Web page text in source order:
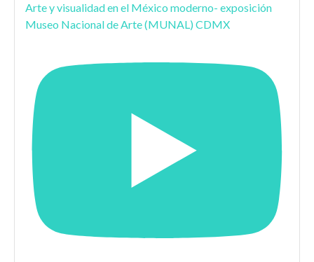
Arte y visualidad en el México moderno- exposición
Museo Nacional de Arte (MUNAL) CDMX